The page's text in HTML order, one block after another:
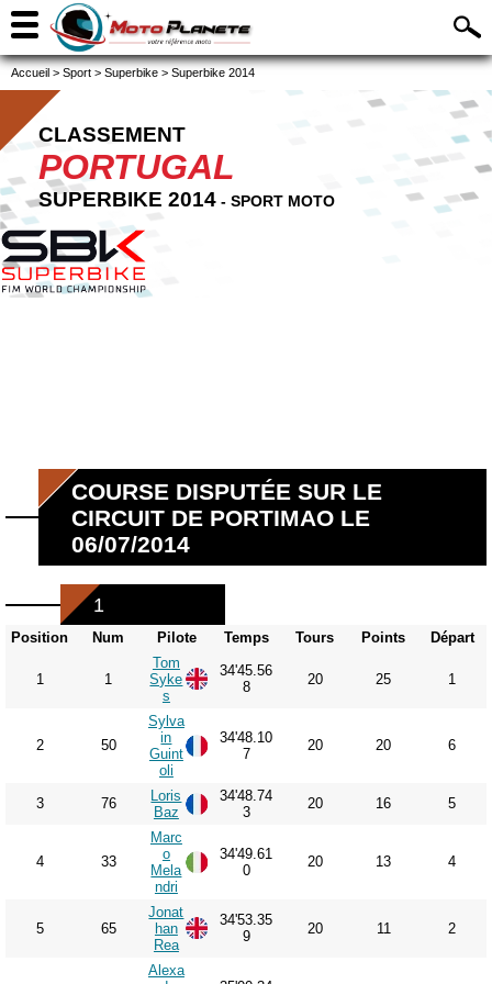
Accueil > Sport > Superbike > Superbike 2014
CLASSEMENT
PORTUGAL
SUPERBIKE 2014 - SPORT MOTO
COURSE DISPUTÉE SUR LE
CIRCUIT DE PORTIMAO LE
06/07/2014
1
Position Num Pilote Temps Tours Points Départ
1 1
Tom
Syke
s
34'45.56
8
20 25 1
2 50
Sylva
in
Guint
oli
34'48.10
7
20 20 6
3 76
Loris
Baz
34'48.74
3
20 16 5
4 33
Marc
o
Mela
ndri
34'49.61
0
20 13 4
5 65
Jonat
han
Rea
34'53.35
9
20 11 2
Alexa